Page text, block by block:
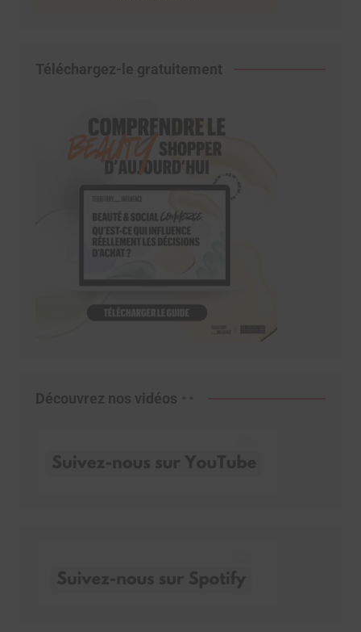
Téléchargez-le gratuitement
Découvrez nos vidéos